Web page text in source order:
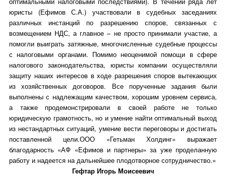
юристы (Ефимов С.А.) участвовали в судебных заседаниях
различных инстанций по разрешению споров, связанных с
возмещением НДС, а главное – не просто принимали участие, а
помогли выиграть затяжные, многочисленные судебные процессы
с налоговыми органами. Помимо неоценимой помощи в сфере
налогового законодательства, юристы компании осуществляли
защиту наших интересов в ходе разрешения споров вытекающих
из хозяйственных договоров. Все порученные задания были
выполнены с надлежащим качеством, хорошим уровнем сервиса,
а также продемонстрировали в своей работе не только
юридическую грамотность, но и умение найти оптимальный выход
из нестандартных ситуаций, умение вести переговоры и достигать
поставленной цели.ООО «Гетьман Холдинг» выражает
благодарность «АФ «Ефимов и партнеры» за уже проделанную
работу и надеется на дальнейшее плодотворное сотрудничество.»
Гефтар Игорь Моисеевич